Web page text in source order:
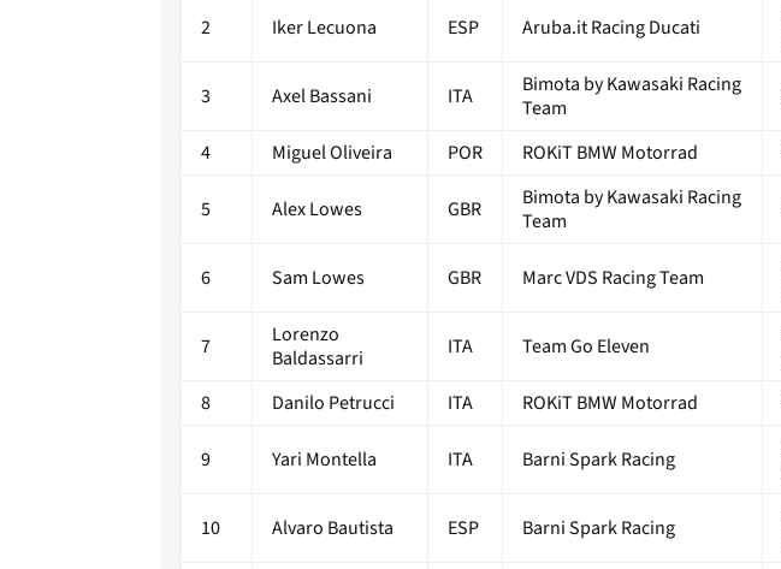
2 Iker Lecuona ESP Aruba.it Racing Ducati
3 Axel Bassani ITA
Bimota by Kawasaki Racing
Team
4 Miguel Oliveira POR ROKiT BMW Motorrad
5 Alex Lowes GBR
Bimota by Kawasaki Racing
Team
6 Sam Lowes GBR Marc VDS Racing Team
7
Lorenzo
Baldassarri
ITA Team Go Eleven
8 Danilo Petrucci ITA ROKiT BMW Motorrad
9 Yari Montella ITA Barni Spark Racing
10 Alvaro Bautista ESP Barni Spark Racing